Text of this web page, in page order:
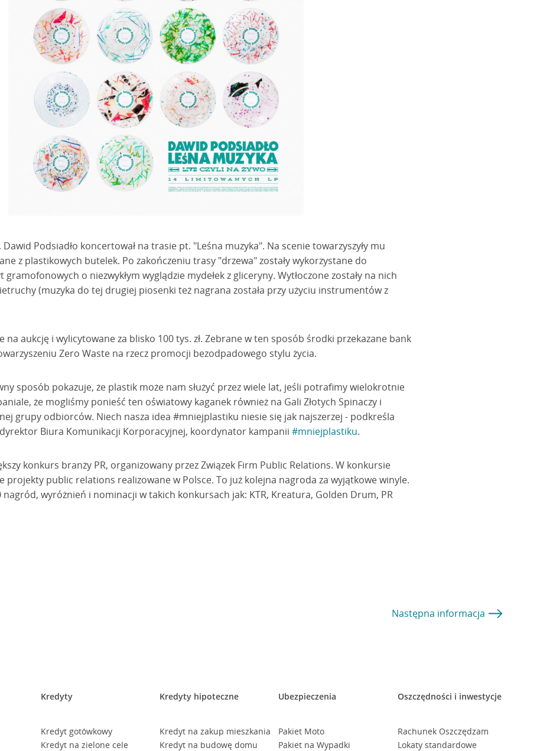
Dawid Podsiadło koncertował na trasie pt. "Leśna muzyka". Na scenie towarzyszyły mu
z plastikowych butelek. Po zakończeniu trasy "drzewa" zostały wykorzystane do
o niezwykłym wyglądzie mydełek z gliceryny. Wytłoczone zostały na nich
(muzyka do tej drugiej piosenki też nagrana została przy użyciu instrumentów z
na aukcję i wylicytowane za blisko 100 tys. zł. Zebrane w ten sposób środki przekazane bank
Zero Waste na rzecz promocji bezodpadowego stylu życia.
sposób pokazuje, że plastik może nam służyć przez wiele lat, jeśli potrafimy wielokrotnie
że mogliśmy ponieść ten oświatowy kaganek również na Gali Złotych Spinaczy i
grupy odbiorców. Niech nasza idea #mniejplastiku niesie się jak najszerzej - podkreśla
dyrektor Biura Komunikacji Korporacyjnej, koordynator kampanii #mniejplastiku.
konkurs branży PR, organizowany przez Związek Firm Public Relations. W konkursie
projekty public relations realizowane w Polsce. To już kolejna nagroda za wyjątkowe winyle.
nagród, wyróżnień i nominacji w takich konkursach jak: KTR, Kreatura, Golden Drum, PR
Następna informacja
Kredyty
Kredyt gotówkowy
Kredyt na zielone cele
Kredyty hipoteczne
Kredyt na zakup mieszkania
Kredyt na budowę domu
Ubezpieczenia
Pakiet Moto
Pakiet na Wypadki
Oszczędności i inwestycje
Rachunek Oszczędzam
Lokaty standardowe